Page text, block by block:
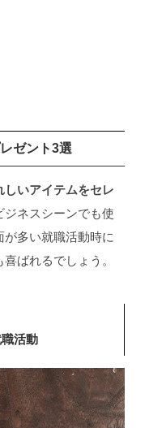
ゼント3選
しいアイテムをセレ
ジネスシーンでも使
が多い就職活動時に
ばれるでしょう。
活動